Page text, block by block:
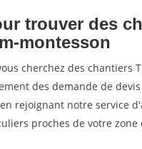
trouver des
montesson
cherchez des chantiers
des demande de
rejoignant notre service
proches de votre